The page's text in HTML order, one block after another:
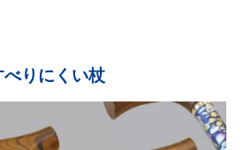
べりにくい杖